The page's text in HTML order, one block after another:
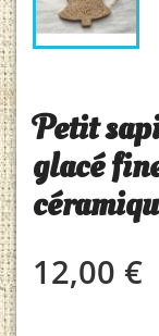
Petit
glacé
12,00 €